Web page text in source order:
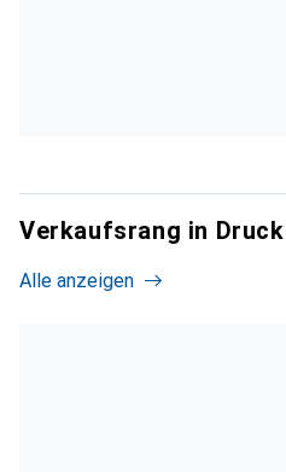
Verkaufsrang in
Alle anzeigen